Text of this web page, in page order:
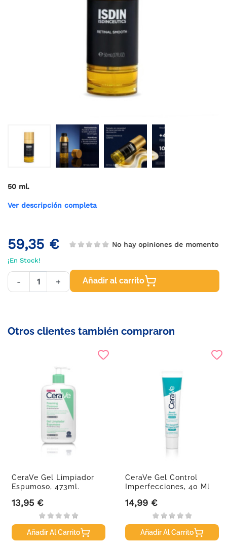
50 ml.
Ver descripción completa
59,35 € No hay opiniones de momento
¡En Stock!
- + Añadir al carrito
Otros clientes también compraron
CeraVe Gel Limpiador
Espumoso, 473ml.
Precio
13,95 €
Añadir Al Carrito
CeraVe Gel Control
Imperfecciones, 40 Ml
Precio
14,99 €
Añadir Al Carrito